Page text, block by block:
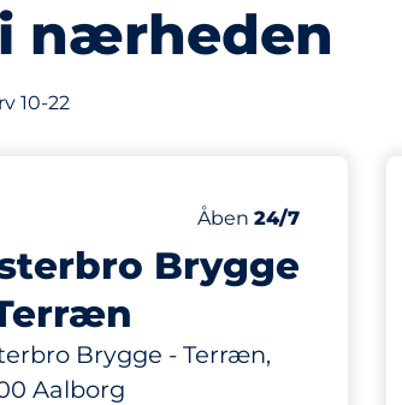
nærheden
10-22
Brygge
Brygge - Terræn,
Aalborg
Antal
Antal pladser i
15
Torsdag&nbsp
Åben24/7
m